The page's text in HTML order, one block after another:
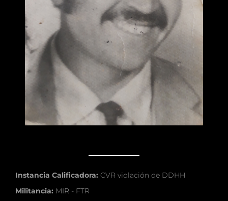
Instancia Calificadora: CVR violación de DDHH
Militancia: MIR - FTR